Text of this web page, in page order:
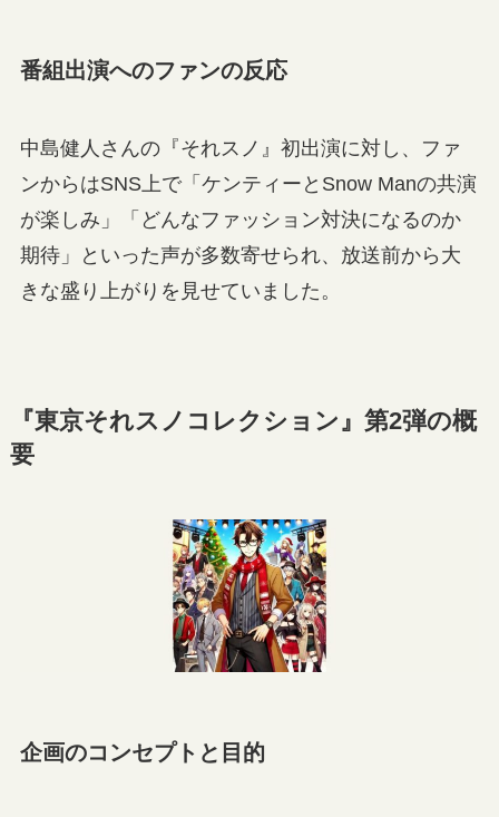
番組出演へのファンの反応
中島健人さんの『それスノ』初出演に対し、ファ
ンからはSNS上で「ケンティーとSnow Manの共演
が楽しみ」「どんなファッション対決になるのか
期待」といった声が多数寄せられ、放送前から大
きな盛り上がりを見せていました。
『東京それスノコレクション』第2弾の概
要
企画のコンセプトと目的